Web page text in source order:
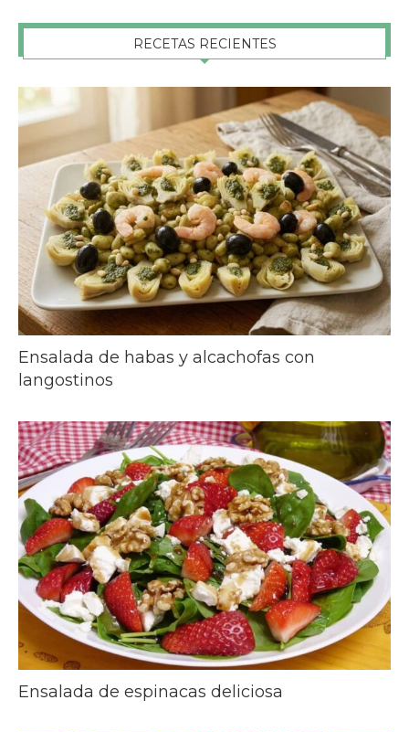
RECETAS RECIENTES
Ensalada de habas y alcachofas con
langostinos
Ensalada de espinacas deliciosa